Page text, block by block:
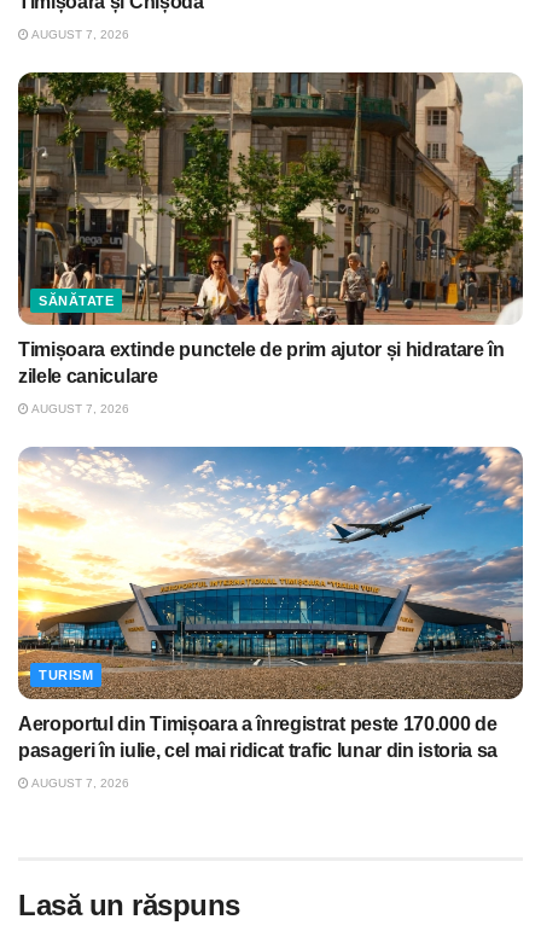
AUGUST 7, 2026
SĂNĂTATE
Timișoara extinde punctele de prim ajutor și hidratare în
zilele caniculare
AUGUST 7, 2026
TURISM
Aeroportul din Timișoara a înregistrat peste 170.000 de
pasageri în iulie, cel mai ridicat trafic lunar din istoria sa
AUGUST 7, 2026
Lasă un răspuns